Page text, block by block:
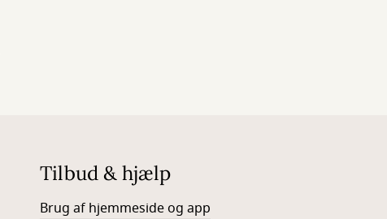
Tilbud & hjælp
Brug af hjemmeside og app